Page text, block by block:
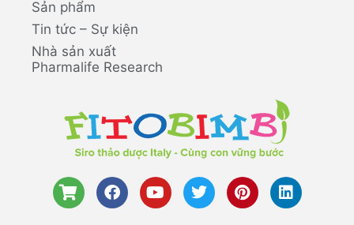
Sản phẩm
Tin tức – Sự kiện
Nhà sản xuất
Pharmalife Research